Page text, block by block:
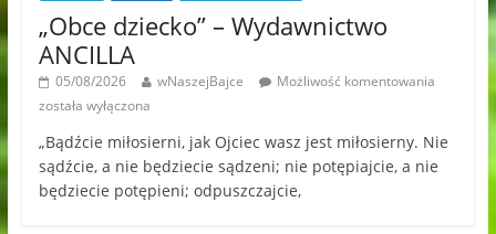
„Obce dziecko” – Wydawnictwo
ANCILLA
05/08/2026 wNaszejBajce
Możliwość komentowania
została wyłączona
„Bądźcie miłosierni, jak Ojciec wasz jest miłosierny. Nie
sądźcie, a nie będziecie sądzeni; nie potępiajcie, a nie
będziecie potępieni; odpuszczajcie,